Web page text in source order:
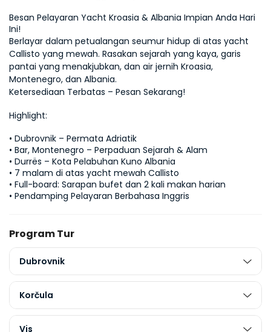
Besan Pelayaran Yacht Kroasia & Albania Impian Anda Hari
Ini!
Berlayar dalam petualangan seumur hidup di atas yacht
Callisto yang mewah. Rasakan sejarah yang kaya, garis
pantai yang menakjubkan, dan air jernih Kroasia,
Ketersediaan Terbatas – Pesan Sekarang!
Highlight:
• Dubrovnik – Permata Adriatik
• Bar, Montenegro – Perpaduan Sejarah & Alam
• Durrës – Kota Pelabuhan Kuno Albania
• 7 malam di atas yacht mewah Callisto
• Full-board: Sarapan bufet dan 2 kali makan harian
• Pendamping Pelayaran Berbahasa Inggris
Program Tur
Dubrovnik
Korčula
Vis